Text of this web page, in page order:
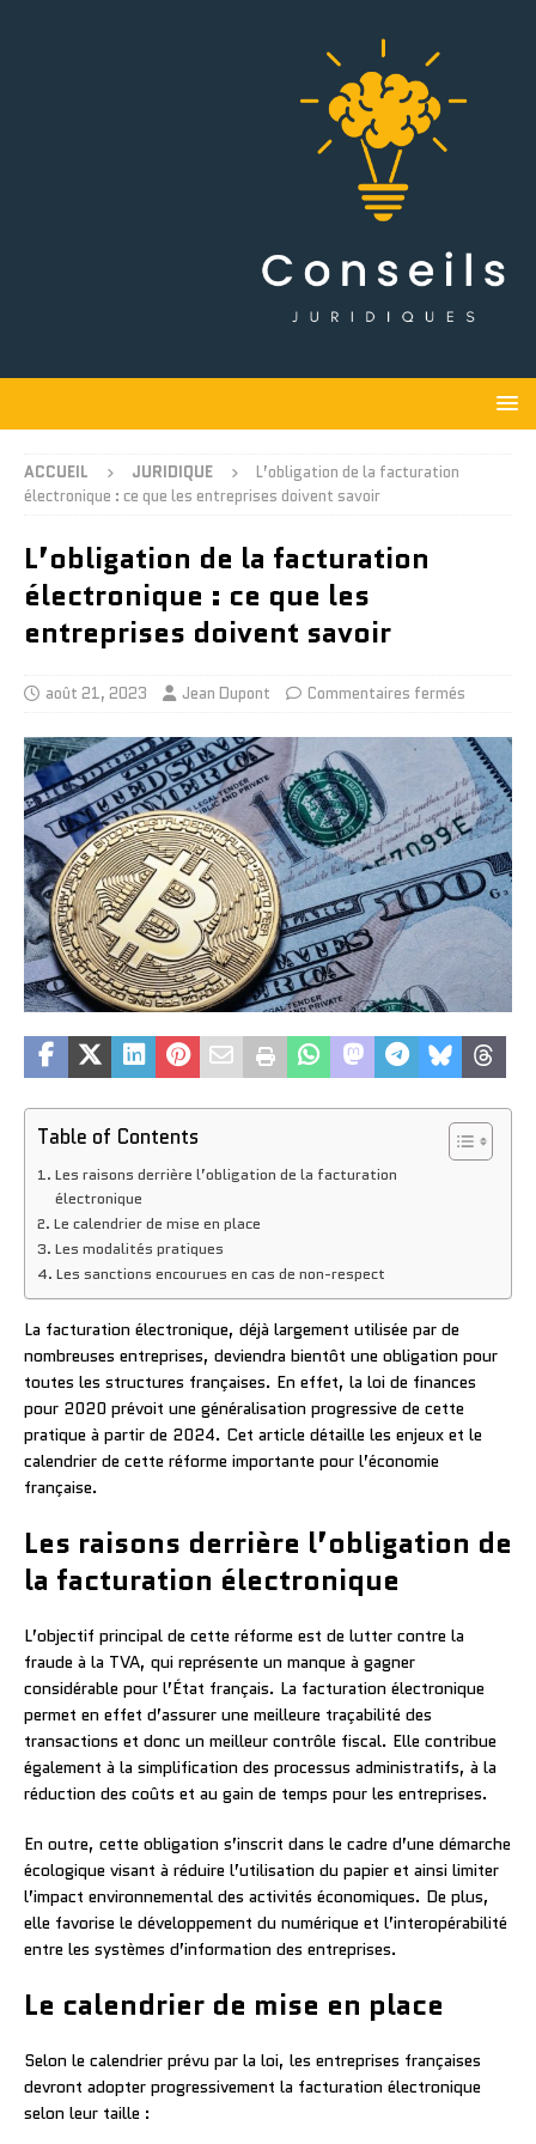
ACCUEIL JURIDIQUE
L’obligation de la facturation
électronique : ce que les entreprises doivent savoir
L’obligation de la facturation
électronique : ce que les
entreprises doivent savoir
août 21, 2023 Jean Dupont Commentaires fermés
Table of Contents
Les raisons derrière l’obligation de la facturation
électronique
Le calendrier de mise en place
Les modalités pratiques
Les sanctions encourues en cas de non-respect
La facturation électronique, déjà largement utilisée par de
nombreuses entreprises, deviendra bientôt une obligation pour
toutes les structures françaises. En effet, la loi de finances
pour 2020 prévoit une généralisation progressive de cette
pratique à partir de 2024. Cet article détaille les enjeux et le
calendrier de cette réforme importante pour l’économie
française.
Les raisons derrière l’obligation de
la facturation électronique
L’objectif principal de cette réforme est de lutter contre la
fraude à la TVA, qui représente un manque à gagner
considérable pour l’État français. La facturation électronique
permet en effet d’assurer une meilleure traçabilité des
transactions et donc un meilleur contrôle fiscal. Elle contribue
également à la simplification des processus administratifs, à la
réduction des coûts et au gain de temps pour les entreprises.
En outre, cette obligation s’inscrit dans le cadre d’une démarche
écologique visant à réduire l’utilisation du papier et ainsi limiter
l’impact environnemental des activités économiques. De plus,
elle favorise le développement du numérique et l’interopérabilité
entre les systèmes d’information des entreprises.
Le calendrier de mise en place
Selon le calendrier prévu par la loi, les entreprises françaises
devront adopter progressivement la facturation électronique
selon leur taille :